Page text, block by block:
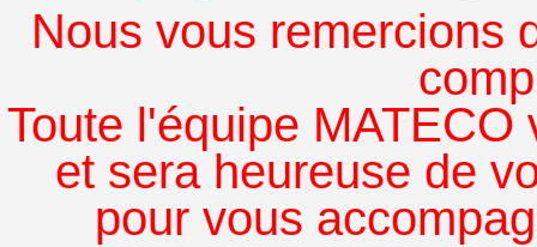
Nous vous remercions
Toute l'équipe
et sera heureuse de
pour vous